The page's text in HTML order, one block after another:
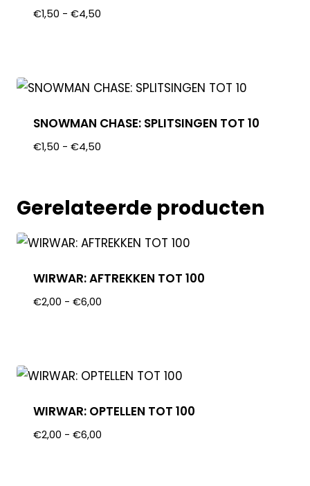
€1,50 - €4,50
SNOWMAN CHASE: SPLITSINGEN TOT 10
€1,50 - €4,50
Gerelateerde producten
WIRWAR: AFTREKKEN TOT 100
€2,00 - €6,00
WIRWAR: OPTELLEN TOT 100
€2,00 - €6,00